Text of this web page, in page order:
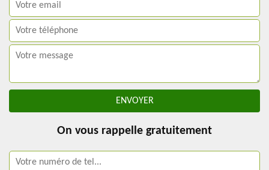
On vous rappelle gratuitement